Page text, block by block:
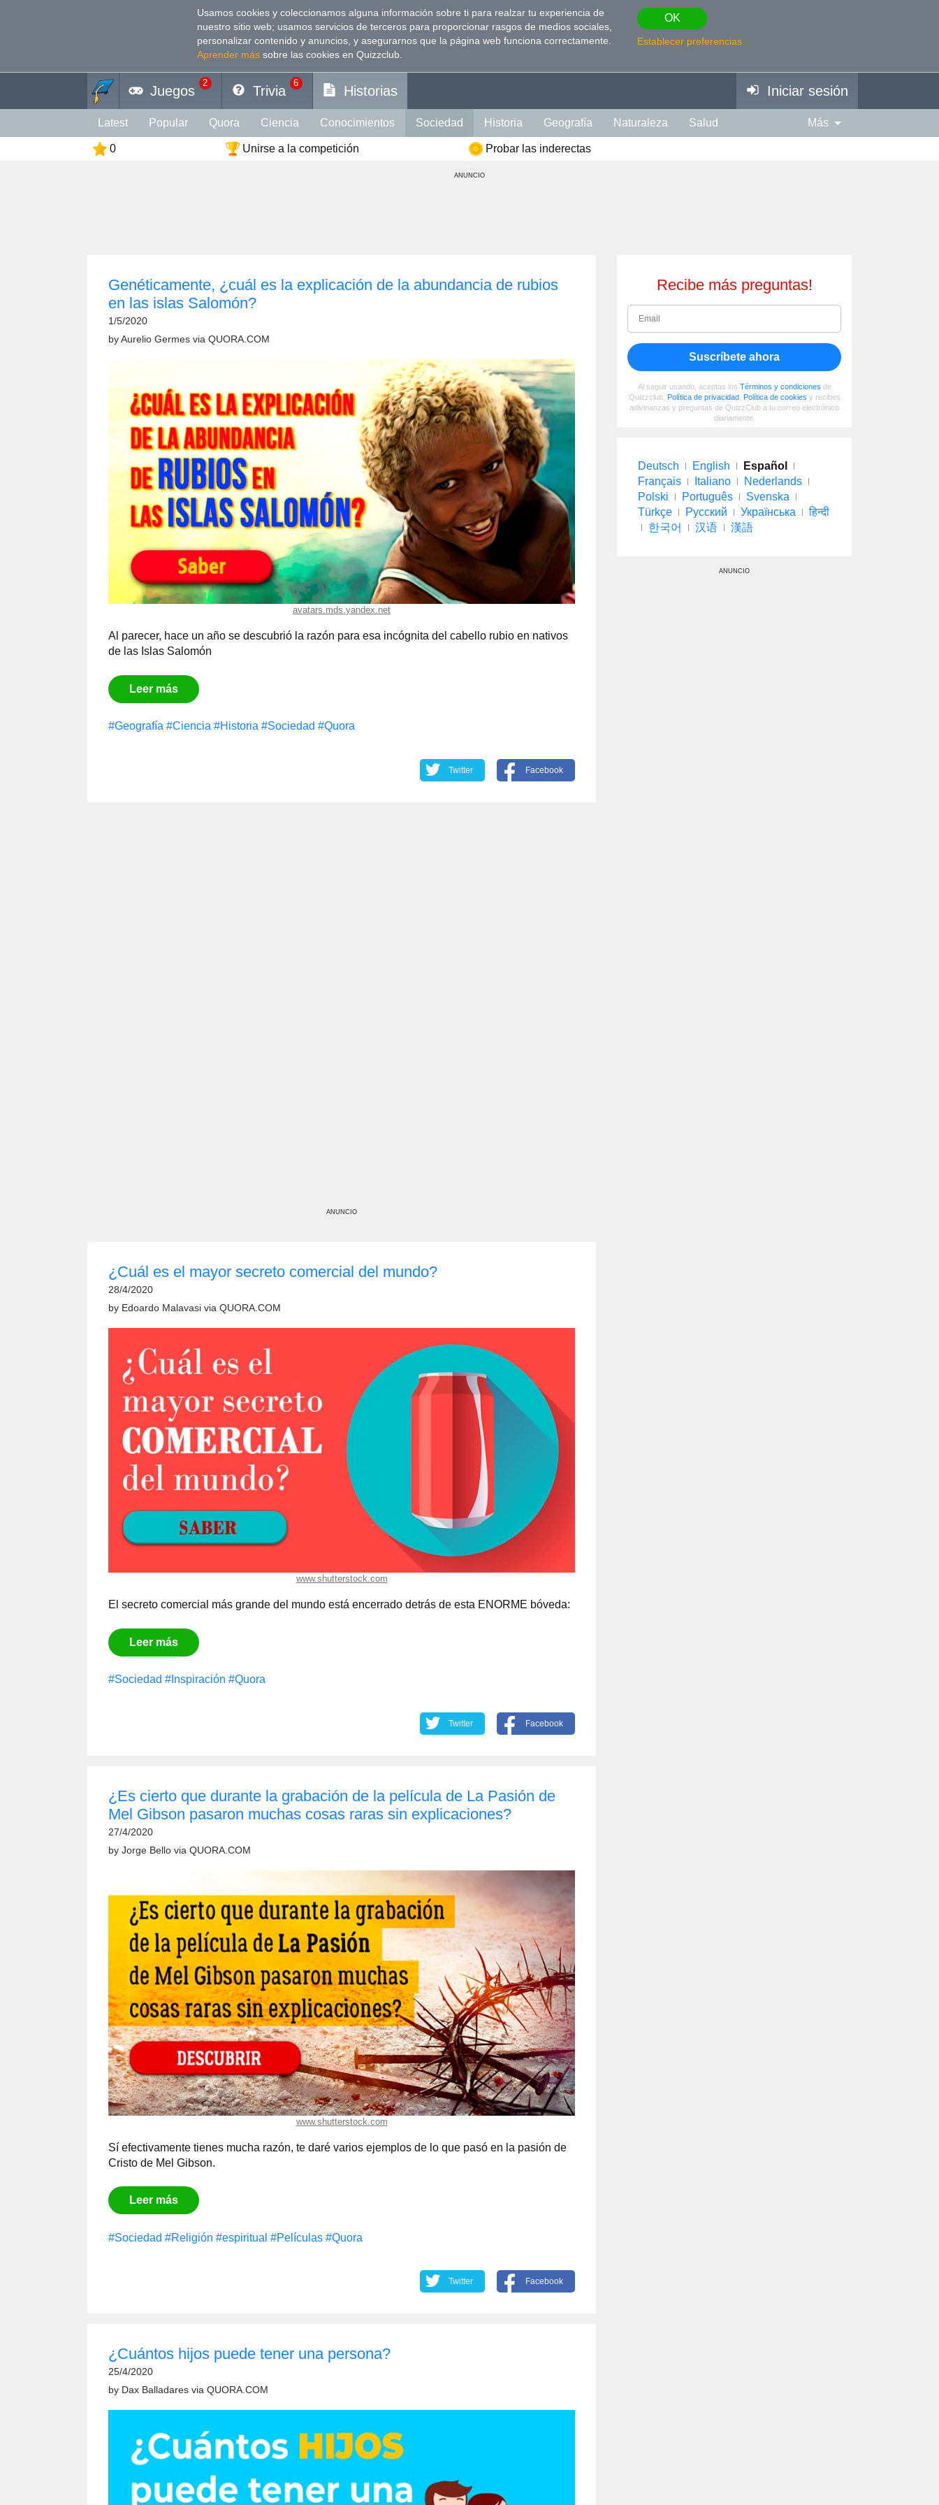
Usamos cookies y coleccionamos alguna información sobre ti para realzar tu experiencia de
nuestro sitio web; usamos servicios de terceros para proporcionar rasgos de medios sociales,
personalizar contenido y anuncios, y asegurarnos que la página web funciona correctamente.
Aprender más sobre las cookies en Quizzclub.
OK
Establecer preferencias
Juegos
2
Trivia
6
Historias Iniciar sesión
Latest Popular Quora Сiencia Conocimientos Sociedad Historia Geografía Naturaleza Salud
Personalidad Animales Visión Política Idioma Comida
Celebridades
Más
0 Unirse a la competición Probar las inderectas
ANUNCIO
Genéticamente, ¿cuál es la explicación de la abundancia de rubios
en las islas Salomón?
1/5/2020
by Aurelio Germes via QUORA.COM
avatars.mds.yandex.net
Al parecer, hace un año se descubrió la razón para esa incógnita del cabello rubio en nativos
de las Islas Salomón
Leer más
#Geografía #Сiencia #Historia #Sociedad #Quora
Twitter Facebook
ANUNCIO
¿Cuál es el mayor secreto comercial del mundo?
28/4/2020
by Edoardo Malavasi via QUORA.COM
www.shutterstock.com
El secreto comercial más grande del mundo está encerrado detrás de esta ENORME bóveda:
Leer más
#Sociedad #Inspiración #Quora
Twitter Facebook
¿Es cierto que durante la grabación de la película de La Pasión de
Mel Gibson pasaron muchas cosas raras sin explicaciones?
27/4/2020
by Jorge Bello via QUORA.COM
www.shutterstock.com
Sí efectivamente tienes mucha razón, te daré varios ejemplos de lo que pasó en la pasión de
Cristo de Mel Gibson.
Leer más
#Sociedad #Religión #espiritual #Películas #Quora
Twitter Facebook
¿Cuántos hijos puede tener una persona?
25/4/2020
by Dax Balladares via QUORA.COM
Recibe más preguntas!
Suscríbete ahora
Al seguir usando, aceptas los Términos y condiciones de
Quizzclub, Política de privacidad, Política de cookies y recibes
adivinanzas y preguntas de QuizzClub a tu correo electrónico
diariamente.
Deutsch English
Español
Français
Italiano
Nederlands
Polski
Português
Svenska
Türkçe
Русский Українська
हिन्दी
한국어
汉语 漢語
ANUNCIO